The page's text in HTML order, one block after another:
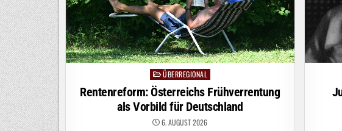
Posted
in
ÜBERREGIONAL
Rentenreform: Österreichs Frühverrentung
als Vorbild für Deutschland
6. AUGUST 2026